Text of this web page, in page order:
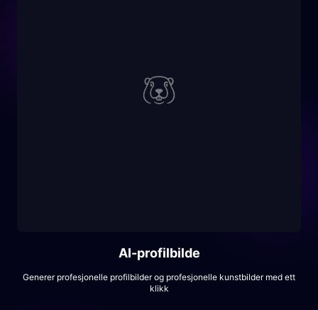
AI-profilbilde
Generer profesjonelle profilbilder og profesjonelle kunstbilder med ett
klikk